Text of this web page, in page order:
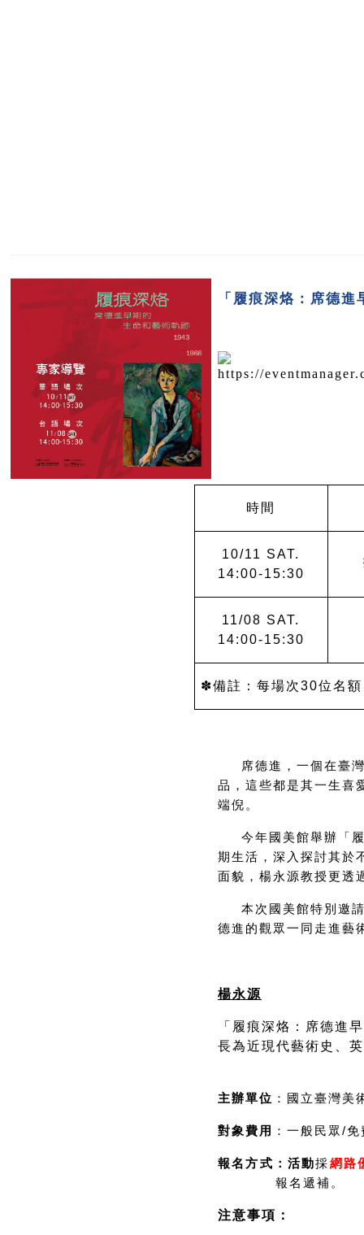
「履痕深烙：席德
時間
10/11 SAT.
14:00-15:30
11/08 SAT.
14:00-15:30
✽備註：每場次30位名額
席德進，一個在臺
品，這些都是其一生喜
端倪。
今年國美館舉辦「
期生活，深入探討其於
面貌，楊永源教授更透
本次國美館特別邀
德進的觀眾一同走進藝
楊永源
「履痕深烙：席德進
長為近現代藝術史、
主辦單位 ：國立臺灣美
對象費用 ：一般民眾/免
報名方式：活動採網路
報名遞補。
注意事項：